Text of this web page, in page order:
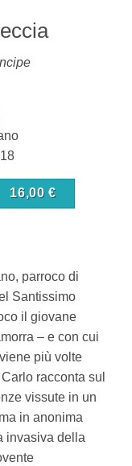
16,00 €
parroco di
Santissimo
il giovane
– e con cui
più volte
racconta sul
vissute in un
in anonima
invasiva della